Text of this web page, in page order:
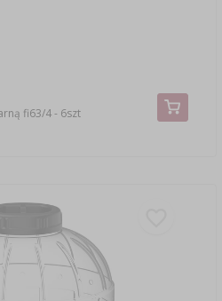
fi63/4 - 6szt